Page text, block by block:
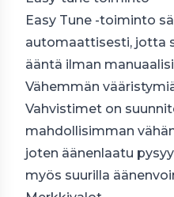
Easy Tune -toiminto
automaattisesti, jotta
ääntä ilman
Vähemmän
Vahvistimet on
mahdollisimman
joten äänenlaatu
myös suurilla